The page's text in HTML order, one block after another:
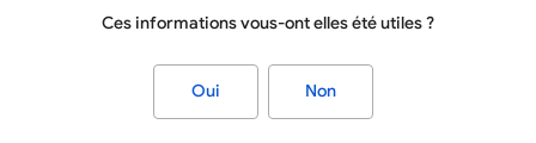
Ces informations vous-ont elles été utiles ?
Oui Non